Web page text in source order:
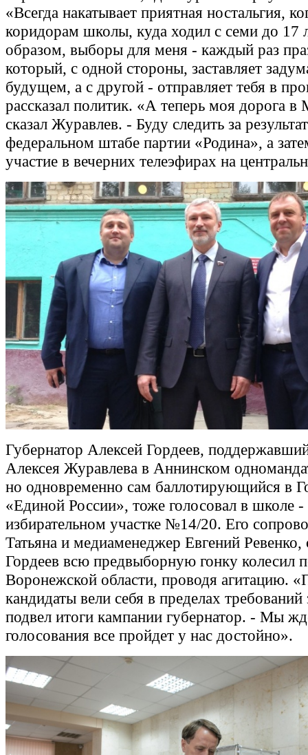
«Всегда накатывает приятная ностальгия,
коридорам школы, куда ходил с семи до 17
образом, выборы для меня - каждый раз
который, с одной стороны, заставляет
будущем, а с другой - отправляет тебя в
рассказал политик. «А теперь моя дорога в
сказал Журавлев. - Буду следить за
федеральном штабе партии «Родина», а
участие в вечерних телеэфирах на
Губернатор Алексей Гордеев,
Алексея Журавлева в Аннинском
но одновременно сам баллотирующийся в
«Единой России», тоже голосовал в школе
избирательном участке №14/20. Его
Татьяна и медиаменеджер Евгений
Гордеев всю предвыборную гонку колесил
Воронежской области, проводя агитацию.
кандидаты вели себя в пределах требований
подвел итоги кампании губернатор. - Мы
голосования все пройдет у нас достойно».